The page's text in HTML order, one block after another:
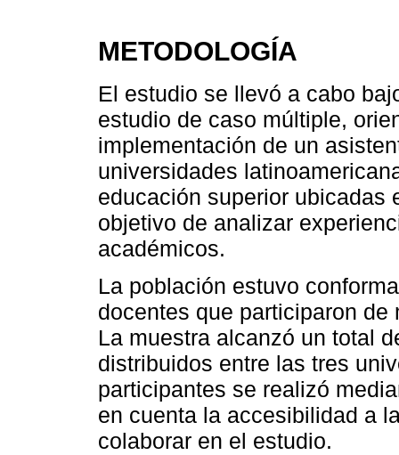
METODOLOGÍA
El estudio se llevó a cabo
estudio de caso múltiple,
implementación de un
universidades
educación superior ubicadas
objetivo de analizar
académicos.
La población estuvo
docentes que participaron
La muestra alcanzó un total
distribuidos entre las tres
participantes se realizó
en cuenta la accesibilidad a
colaborar en el estudio.